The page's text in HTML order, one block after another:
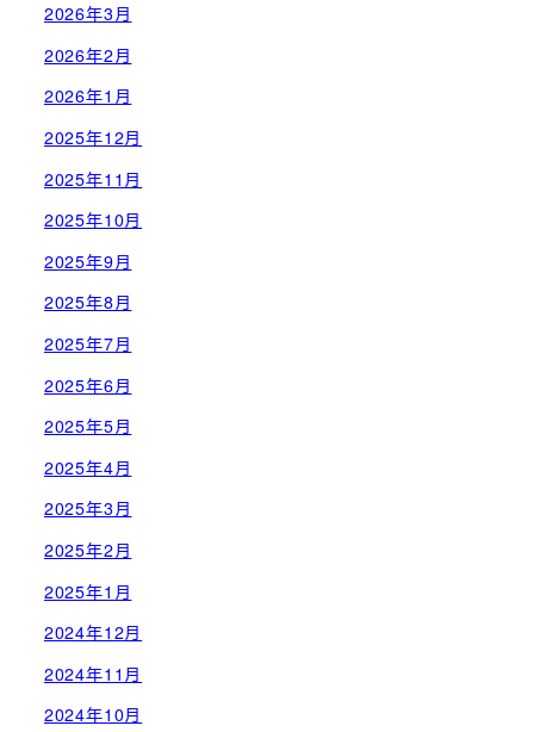
2026年3月
2026年2月
2026年1月
2025年12月
2025年11月
2025年10月
2025年9月
2025年8月
2025年7月
2025年6月
2025年5月
2025年4月
2025年3月
2025年2月
2025年1月
2024年12月
2024年11月
2024年10月